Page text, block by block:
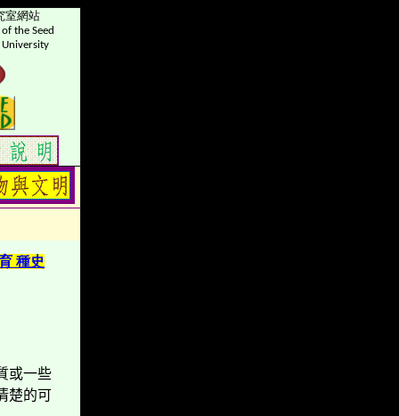
室網站
the Seed
種史
或一些
楚的可